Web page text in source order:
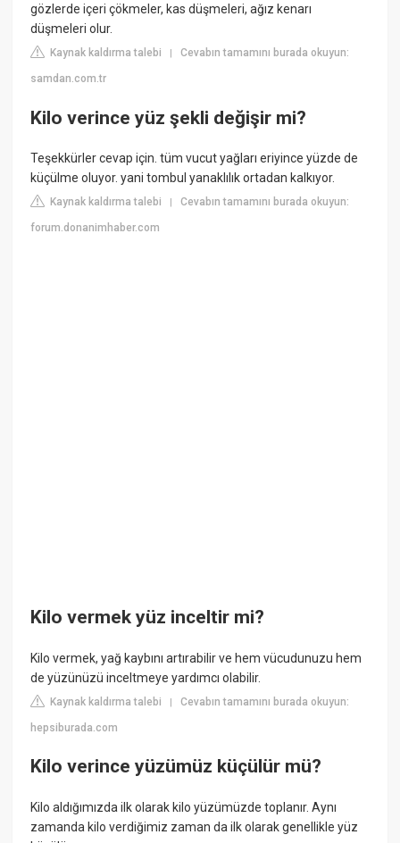
gözlerde içeri çökmeler, kas düşmeleri, ağız kenarı
düşmeleri olur.
Kaynak kaldırma talebi |Cevabın tamamını burada okuyun:
samdan.com.tr
Kilo verince yüz şekli değişir mi?
Teşekkürler cevap için. tüm vucut yağları eriyince yüzde de
küçülme oluyor. yani tombul yanaklılık ortadan kalkıyor.
Kaynak kaldırma talebi |Cevabın tamamını burada okuyun:
forum.donanimhaber.com
Kilo vermek yüz inceltir mi?
Kilo vermek, yağ kaybını artırabilir ve hem vücudunuzu hem
de yüzünüzü inceltmeye yardımcı olabilir.
Kaynak kaldırma talebi |Cevabın tamamını burada okuyun:
hepsiburada.com
Kilo verince yüzümüz küçülür mü?
Kilo aldığımızda ilk olarak kilo yüzümüzde toplanır. Aynı
zamanda kilo verdiğimiz zaman da ilk olarak genellikle yüz